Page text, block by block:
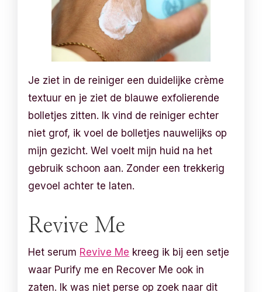
Je ziet in de reiniger een duidelijke crème
textuur en je ziet de blauwe exfolierende
bolletjes zitten. Ik vind de reiniger echter
niet grof, ik voel de bolletjes nauwelijks op
mijn gezicht. Wel voelt mijn huid na het
gebruik schoon aan. Zonder een trekkerig
gevoel achter te laten.
Revive Me
Het serum Revive Me kreeg ik bij een setje
waar Purify me en Recover Me ook in
zaten. Ik was niet perse op zoek naar dit